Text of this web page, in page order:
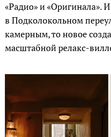
«Радио» и «Оригинала».
в Подколокольном
камерным, то новое
масштабной релакс-